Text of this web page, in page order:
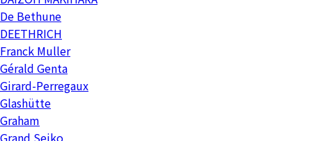
De Bethune
DEETHRICH
Franck Muller
Gérald Genta
Girard-Perregaux
Glashütte
Graham
Grand Seiko